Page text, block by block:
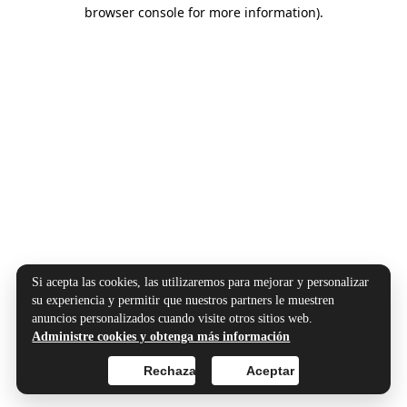
browser console for more information).
Si acepta las cookies, las utilizaremos para mejorar y personalizar
su experiencia y permitir que nuestros partners le muestren
anuncios personalizados cuando visite otros sitios web.
Administre cookies y obtenga más información
Aceptar
Rechazar